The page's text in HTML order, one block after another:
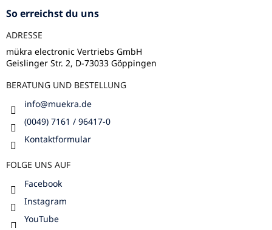
So erreichst du uns
ADRESSE
mükra electronic Vertriebs GmbH
Geislinger Str. 2, D-73033 Göppingen
BERATUNG UND BESTELLUNG
info@muekra.de
(0049) 7161 / 96417-0
Kontaktformular
FOLGE UNS AUF
Facebook
Instagram
YouTube